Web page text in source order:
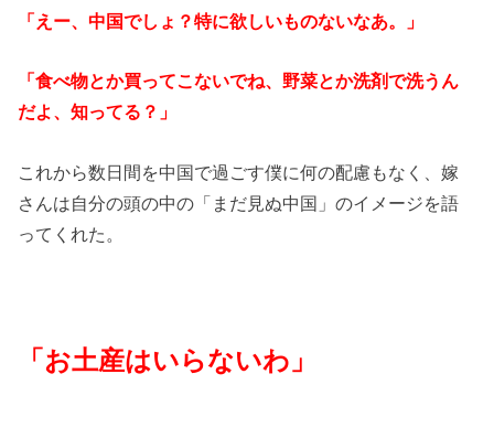
「えー、中国でしょ？特に欲しいものないなあ。」
「食べ物とか買ってこないでね、野菜とか洗剤で洗うん
だよ、知ってる？」
これから数日間を中国で過ごす僕に何の配慮もなく、嫁
さんは自分の頭の中の「まだ見ぬ中国」のイメージを語
ってくれた。
「お土産はいらないわ」